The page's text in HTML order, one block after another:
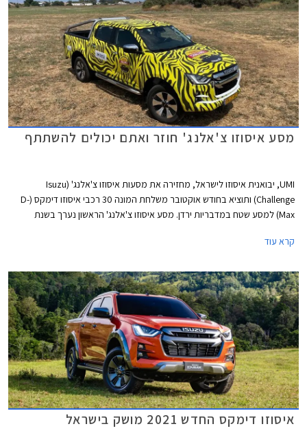
מסע איסוזו צ'אלנג' חוזר ואתם יכולים להשתתף
UMI, יבואנית איסוזו לישראל, מחזירה את מסעות איסוזו צ'אלנג' (Isuzu
Challenge) ותוציא בחודש אוקטובר משלחת המונה 30 רכבי איסוזו דימקס (D-
Max) למסע שטח במדבריות ירדן. מסע איסוזו צ'אלנג' הראשון נערך בשנת
להימילאיה, לוייאטנם וללאוס, בכולם נעשה שימוש ברכבי איסוזו מדגמי העבר
קרא עוד
איסוזו דימקס החדש 2021 מושק בישראל